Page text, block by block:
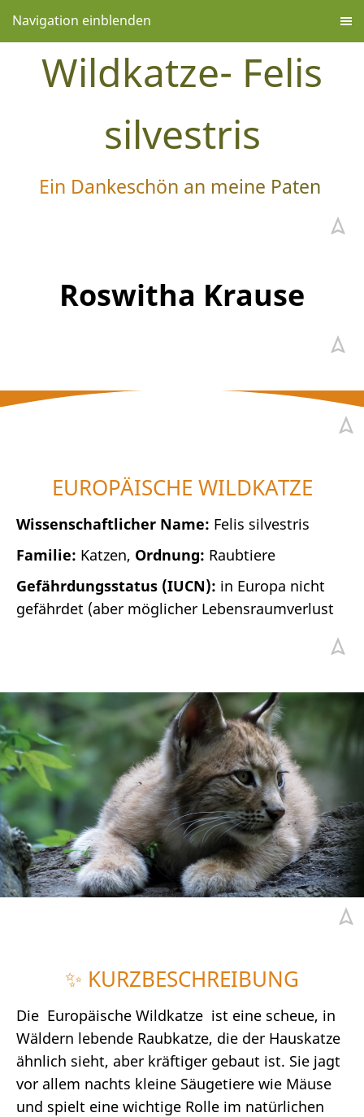
Navigation einblenden
Wildkatze- Felis
silvestris
Ein Dankeschön an meine Paten
Roswitha Krause
EUROPÄISCHE WILDKATZE
Wissenschaftlicher Name: Felis silvestris
Familie: Katzen, Ordnung: Raubtiere
Gefährdungsstatus (IUCN): in Europa nicht
gefährdet (aber möglicher Lebensraumverlust
✨ KURZBESCHREIBUNG
Die Europäische Wildkatze ist eine scheue, in
Wäldern lebende Raubkatze, die der Hauskatze
ähnlich sieht, aber kräftiger gebaut ist. Sie jagt
vor allem nachts kleine Säugetiere wie Mäuse
und spielt eine wichtige Rolle im natürlichen